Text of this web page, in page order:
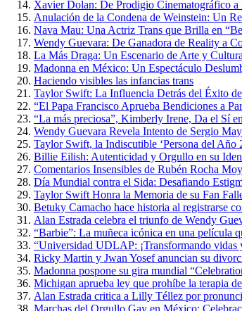
Xavier Dolan: De Prodigio Cinematográfico a
Anulación de la Condena de Weinstein: Un
Nava Mau: Una Actriz Trans que Brilla en
Wendy Guevara: De Ganadora de Reality a
La Más Draga: Un Escenario de Arte y
Madonna en México: Un Espectáculo
Haciendo visibles las infancias trans
Taylor Swift: La Influencia Detrás del Éxito
“El Papa Francisco Aprueba Bendiciones a
“La más preciosa”, Kimberly Irene, Da el Sí
Wendy Guevara Revela Intento de Sergio
Taylor Swift, la Indiscutible ‘Persona del
Billie Eilish: Autenticidad y Orgullo en su
Comentarios Insensibles de Rubén Rocha
Día Mundial contra el Sida: Desafiando
Taylor Swift Honra la Memoria de su Fan
Betuky Camacho hace historia al registrarse
Alan Estrada celebra el triunfo de Wendy
“Barbie”: La muñeca icónica en una película
“Universidad UDLAP: ¡Transformando vidas
Ricky Martin y Jwan Yosef anuncian su
Madonna pospone su gira mundial
Michigan aprueba ley que prohíbe la terapia
Alan Estrada critica a Lilly Téllez por
Marchas del Orgullo Gay en México: